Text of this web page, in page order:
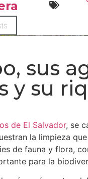
sus
y su
de El Salvador, se
la limpieza
de fauna y flora,
para la